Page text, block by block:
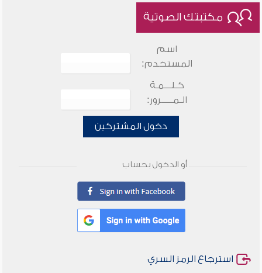
مكتبتك الصوتية
اسم
المستخدم:
كـلـــمـة
الـمـــــرور:
دخول المشتركين
أو الدخول بحساب
استرجاع الرمز السري